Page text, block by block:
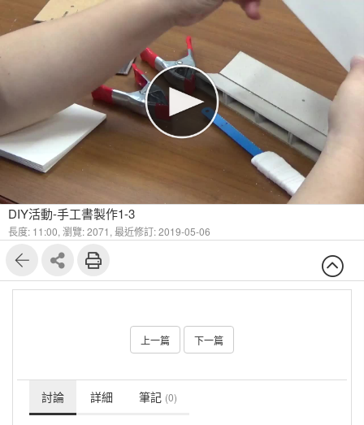
DIY活動-手工書製作1-3
長度: 11:00, 瀏覽: 2071, 最近修訂: 2019-05-06
上一篇 下一篇
討論 詳細 筆記 (0)